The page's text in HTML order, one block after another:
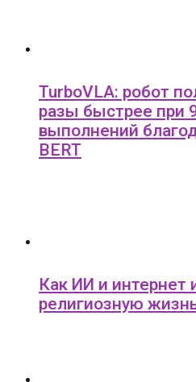
TurboVLA: робот
разы быстрее при
выполнений
BERT
Как ИИ и интернет
религиозную